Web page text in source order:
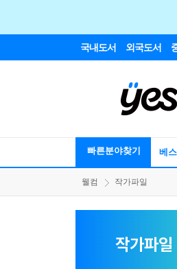
국내도서 외국도서
빠른분야찾기 베
웰컴 작가파일
작가파일